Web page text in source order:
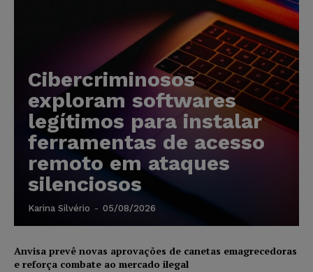
Cibercriminosos
exploram softwares
legítimos para instalar
ferramentas de acesso
remoto em ataques
silenciosos
Karina Silvério - 05/08/2026
Anvisa prevê novas aprovações de canetas emagrecedoras
e reforça combate ao mercado ilegal